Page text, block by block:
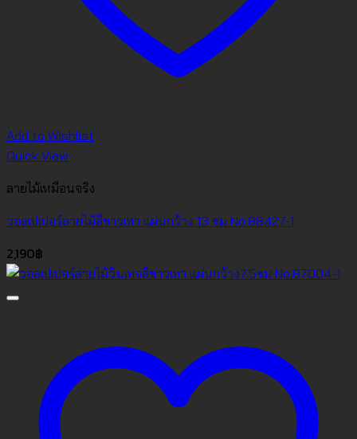
Add to Wishlist
Quick View
ลายไม้เหมือนจริง
วอลเปเปอร์ลายไม้สีขาวเทา แผ่นกว้าง 13 ซม No.88427-1
2,190฿